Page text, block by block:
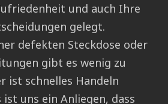
und auch Ihre
gelegt.
defekten Steckdose oder
gibt es wenig zu
ist schnelles Handeln
uns ein Anliegen, dass